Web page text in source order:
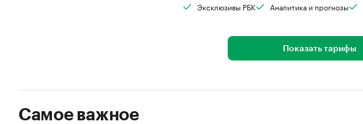
Эксклюзивы РБК Аналитика и прогнозы
Показать тарифы
Самое важное